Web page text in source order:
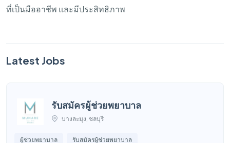
ที่เป็นมืออาชีพ และมีประสิทธิภาพ
Latest Jobs
รับสมัครผู้ช่วยพยาบาล
บางละมุง, ชลบุรี
ผู้ช่วยพยาบาล รับสมัครผู้ช่วยพยาบาล